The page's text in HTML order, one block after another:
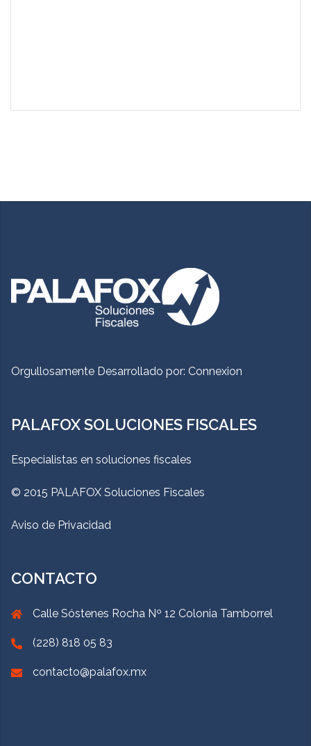
Orgullosamente Desarrollado por: Connexion
PALAFOX SOLUCIONES FISCALES
Especialistas en soluciones fiscales
© 2015 PALAFOX Soluciones Fiscales
Aviso de Privacidad
CONTACTO
Calle Sóstenes Rocha Nº 12 Colonia Tamborrel
(228) 818 05 83
contacto@palafox.mx